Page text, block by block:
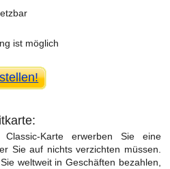
ist möglich
Karte erwerben Sie eine
Sie auf nichts verzichten müssen.
weltweit in Geschäften bezahlen,